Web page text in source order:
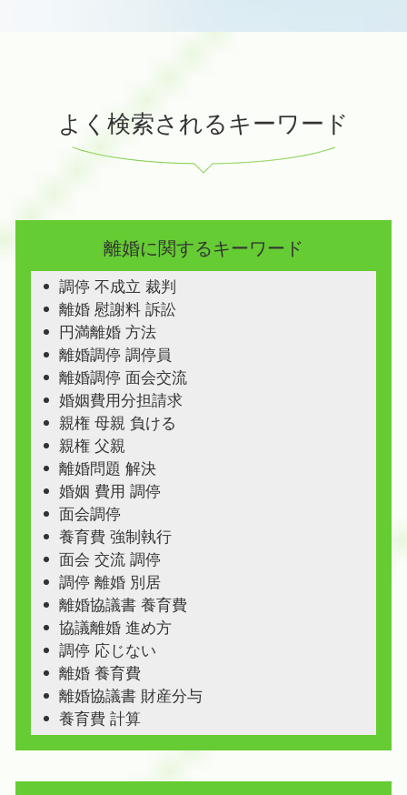
よく検索されるキーワード
離婚に関するキーワード
調停 不成立 裁判
離婚 慰謝料 訴訟
円満離婚 方法
離婚調停 調停員
離婚調停 面会交流
婚姻費用分担請求
親権 母親 負ける
親権 父親
離婚問題 解決
婚姻 費用 調停
面会調停
養育費 強制執行
面会 交流 調停
調停 離婚 別居
離婚協議書 養育費
協議離婚 進め方
調停 応じない
離婚 養育費
離婚協議書 財産分与
養育費 計算